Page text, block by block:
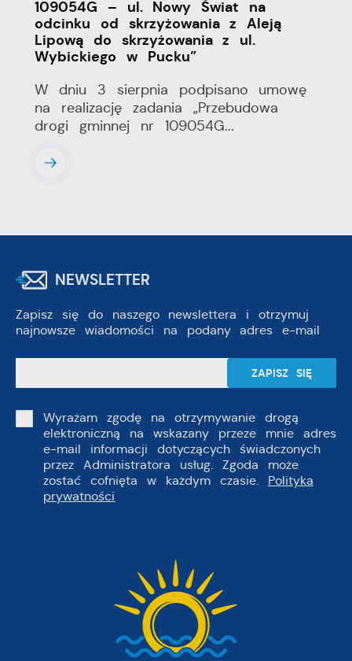
109054G – ul. Nowy Świat na
odcinku od skrzyżowania z Aleją
Lipową do skrzyżowania z ul.
Wybickiego w Pucku”
W dniu 3 sierpnia podpisano umowę
na realizację zadania „Przebudowa
drogi gminnej nr 109054G...
NEWSLETTER
Zapisz się do naszego newslettera i otrzymuj
najnowsze wiadomości na podany adres e-mail
Wyrażam zgodę na otrzymywanie drogą
elektroniczną na wskazany przeze mnie adres
e-mail informacji dotyczących świadczonych
przez Administratora usług. Zgoda może
zostać cofnięta w każdym czasie. Polityka
prywatności